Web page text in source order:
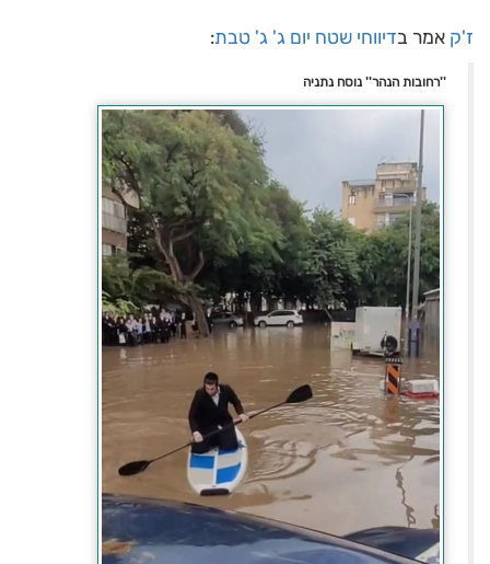
ז'ק אמר בדיווחי שטח יום ג' ג' טבת:
''רחובות הנהר'' נוסח נתניה